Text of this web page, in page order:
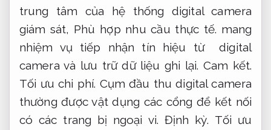
trung tâm của hệ thống digital camera
giám sát, Phù hợp nhu cầu thực tế. mang
nhiệm vụ tiếp nhận tín hiệu từ digital
camera và lưu trữ dữ liệu ghi lại. Cam kết.
Tối ưu chi phí. Cụm đầu thu digital camera
thường được vật dụng các cổng để kết nối
có các trang bị ngoại vi. Định kỳ. Tối ưu